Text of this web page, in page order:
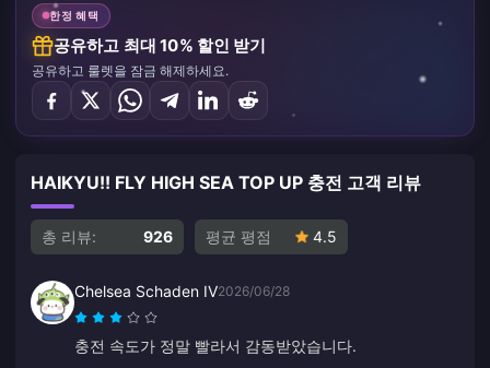
한정 혜택
공유하고 최대 10% 할인 받기
공유하고 룰렛을 잠금 해제하세요.
HAIKYU!! FLY HIGH SEA TOP UP 충전 고객 리뷰
총 리뷰: 926 평균 평점 4.5
Chelsea Schaden IV2026/06/28
충전 속도가 정말 빨라서 감동받았습니다.